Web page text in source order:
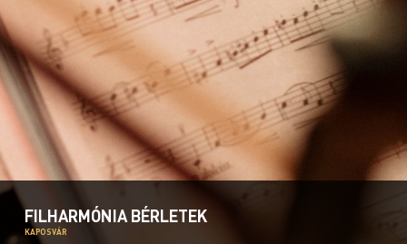
FILHARMÓNIA BÉRLETEK
KAPOSVÁR